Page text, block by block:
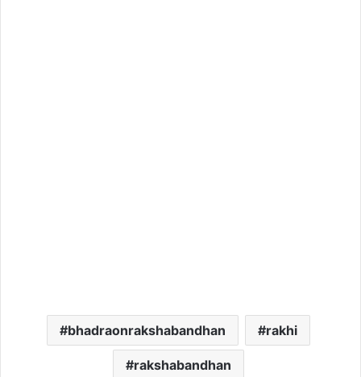
bhadraonrakshabandhan rakhi
rakshabandhan